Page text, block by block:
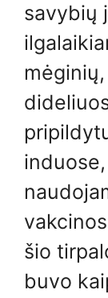
savybių
šio
buvo